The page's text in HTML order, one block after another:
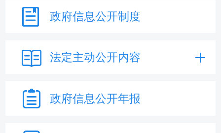
政府信息公开制度
法定主动公开内容
政府信息公开年报